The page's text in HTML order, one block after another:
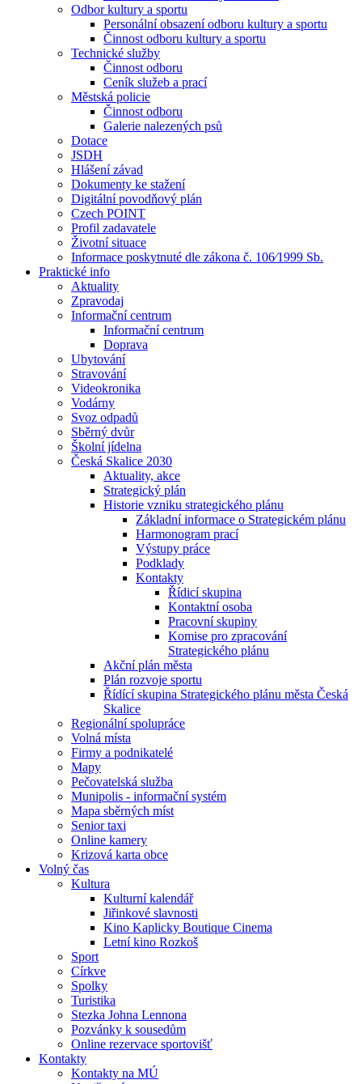
Odbor kultury a sportu
Personální obsazení odboru kultury a sportu
Činnost odboru kultury a sportu
Technické služby
Činnost odboru
Ceník služeb a prací
Městská policie
Činnost odboru
Galerie nalezených psů
Dotace
JSDH
Hlášení závad
Dokumenty ke stažení
Digitální povodňový plán
Czech POINT
Profil zadavatele
Životní situace
Informace poskytnuté dle zákona č. 106⁄1999 Sb.
Praktické info
Aktuality
Zpravodaj
Informační centrum
Informační centrum
Doprava
Ubytování
Stravování
Videokronika
Vodárny
Svoz odpadů
Sběrný dvůr
Školní jídelna
Česká Skalice 2030
Aktuality, akce
Strategický plán
Historie vzniku strategického plánu
Základní informace o Strategickém plánu
Harmonogram prací
Výstupy práce
Podklady
Kontakty
Řídicí skupina
Kontaktní osoba
Pracovní skupiny
Komise pro zpracování
Strategického plánu
Akční plán města
Plán rozvoje sportu
Řídící skupina Strategického plánu města Česká
Skalice
Regionální spolupráce
Volná místa
Firmy a podnikatelé
Mapy
Pečovatelská služba
Munipolis - informační systém
Mapa sběrných míst
Senior taxi
Online kamery
Krizová karta obce
Volný čas
Kultura
Kulturní kalendář
Jiřinkové slavnosti
Kino Kaplicky Boutique Cinema
Letní kino Rozkoš
Sport
Církve
Spolky
Turistika
Stezka Johna Lennona
Pozvánky k sousedům
Online rezervace sportovišť
Kontakty
Kontakty na MÚ